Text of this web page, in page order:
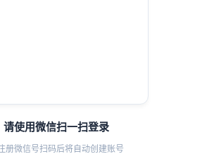
请使用微信扫一扫登录
册微信号扫码后将自动创建账号